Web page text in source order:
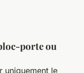
porte ou
uniquement le